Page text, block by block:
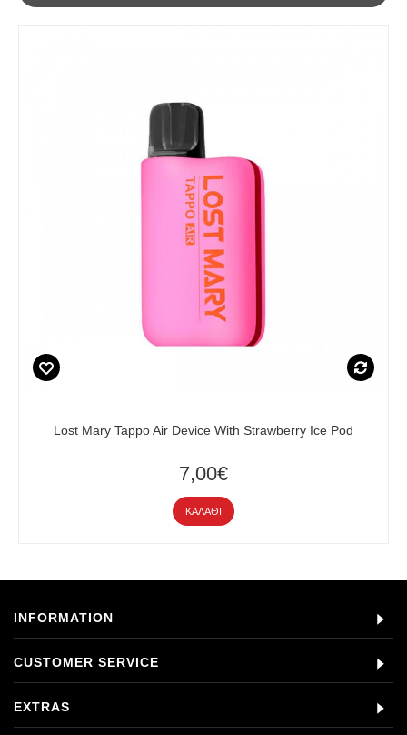
Lost Mary Tappo Air Device With Strawberry Ice Pod
7,00€
ΚΑΛΆΘΙ
INFORMATION
CUSTOMER SERVICE
EXTRAS